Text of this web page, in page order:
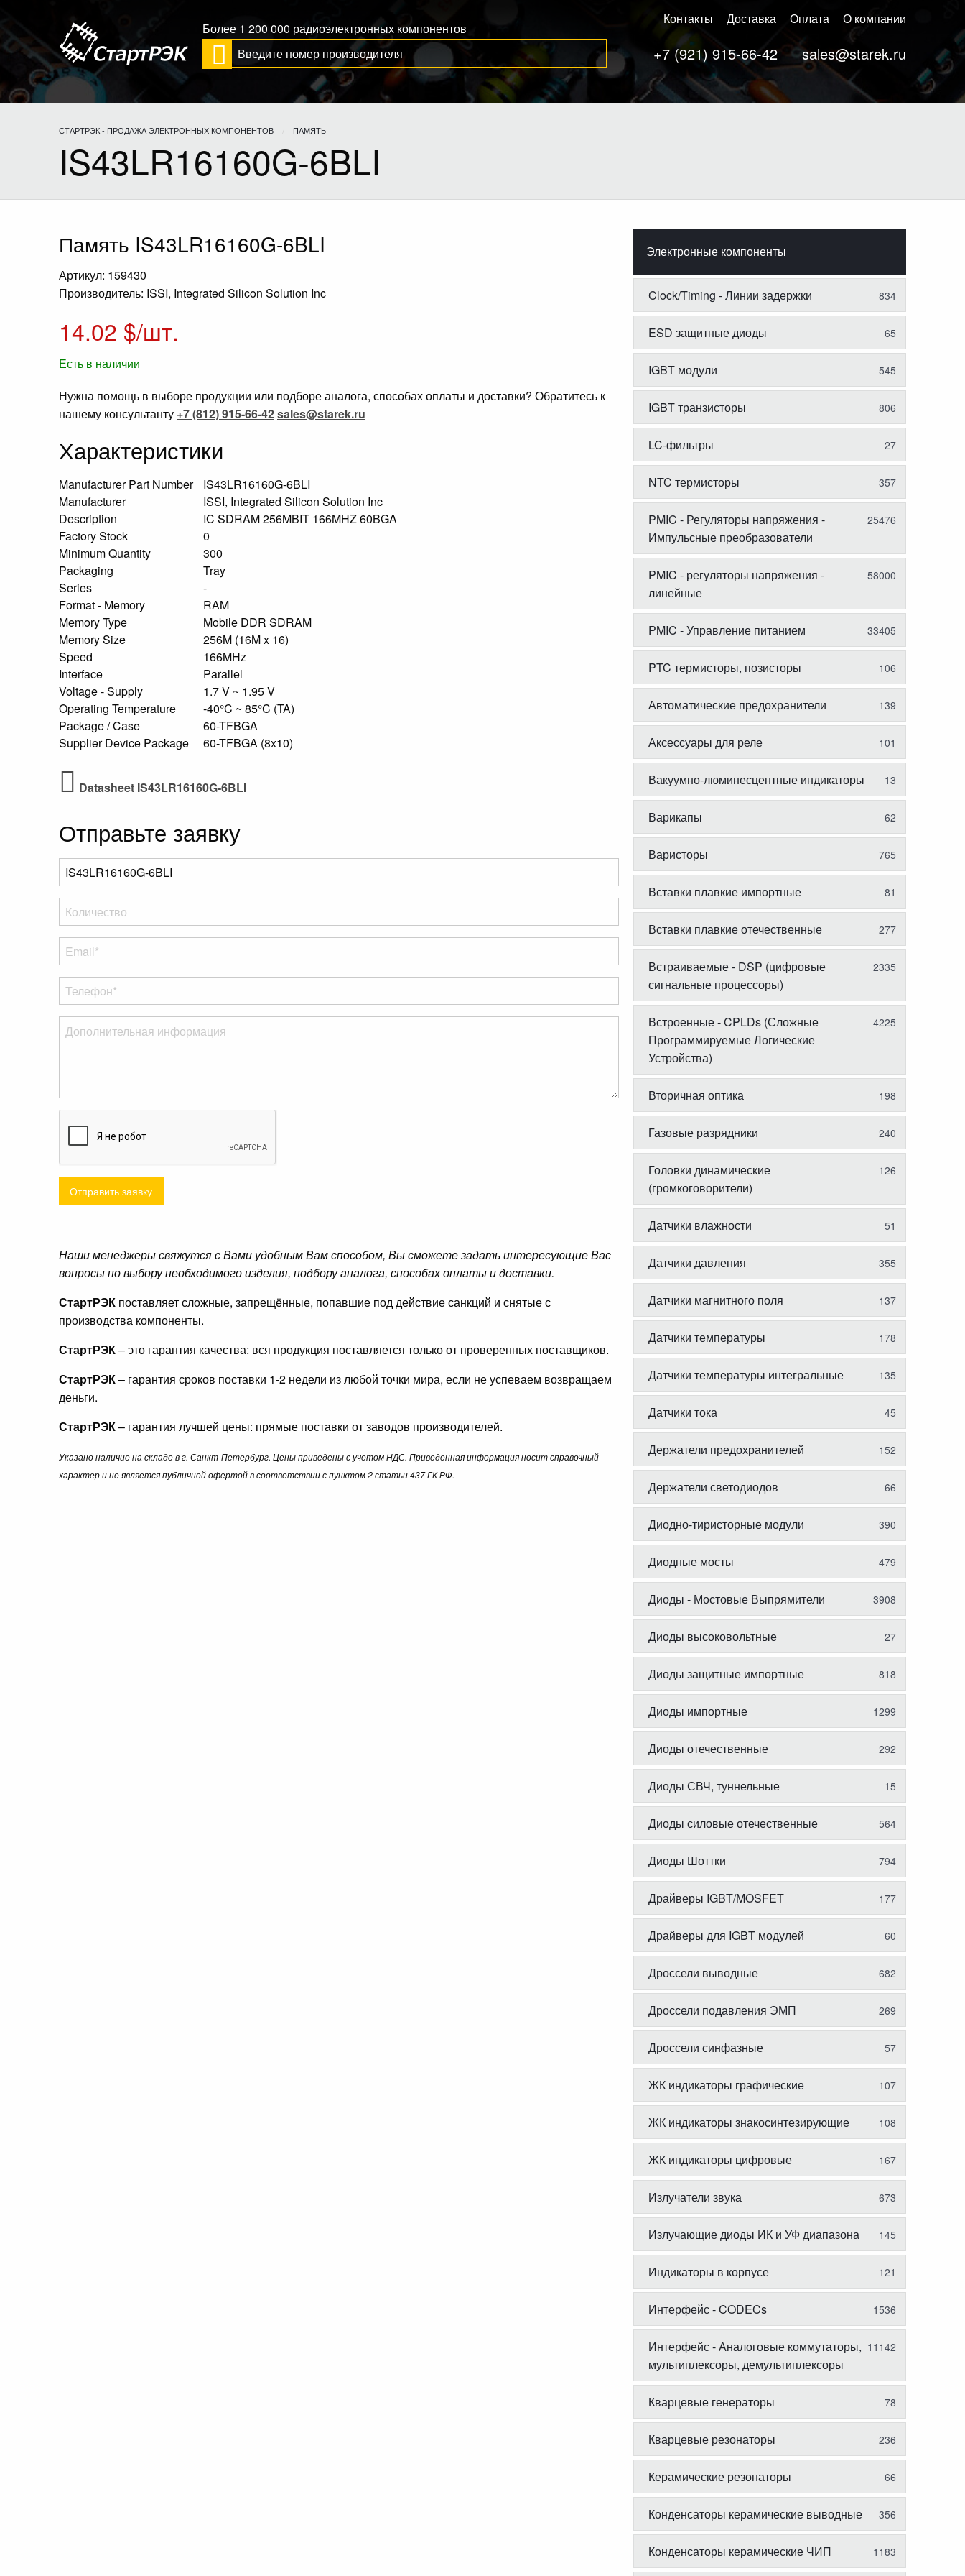
Более 1 200 000 радиоэлектронных компонентов
Контакты Доставка Оплата О компании
+7 (921) 915-66-42 sales@starek.ru
СТАРТРЭК - ПРОДАЖА ЭЛЕКТРОННЫХ КОМПОНЕНТОВ ПАМЯТЬ
IS43LR16160G-6BLI
Память IS43LR16160G-6BLI
Артикул: 159430
Производитель: ISSI, Integrated Silicon Solution Inc
14.02 $/шт.
Есть в наличии
Нужна помощь в выборе продукции или подборе аналога, способах оплаты и доставки? Обратитесь к
нашему консультанту +7 (812) 915-66-42sales@starek.ru
Характеристики
Manufacturer Part Number
IS43LR16160G-6BLI
Manufacturer
ISSI, Integrated Silicon Solution Inc
Description
IC SDRAM 256MBIT 166MHZ 60BGA
Factory Stock
0
Minimum Quantity
300
Packaging
Tray
Series
-
Format - Memory
RAM
Memory Type
Mobile DDR SDRAM
Memory Size
256M (16M x 16)
Speed
166MHz
Interface
Parallel
Voltage - Supply
1.7 V ~ 1.95 V
Operating Temperature
-40°C ~ 85°C (TA)
Package / Case
60-TFBGA
Supplier Device Package
60-TFBGA (8x10)
Datasheet IS43LR16160G-6BLI
Отправьте заявку
Отправить заявку
Наши менеджеры свяжутся с Вами удобным Вам способом, Вы сможете задать интересующие Вас
вопросы по выбору необходимого изделия, подбору аналога, способах оплаты и доставки.
СтартРЭК поставляет сложные, запрещённые, попавшие под действие санкций и снятые с
производства компоненты.
СтартРЭК– это гарантия качества: вся продукция поставляется только от проверенных поставщиков.
СтартРЭК– гарантия сроков поставки 1-2 недели из любой точки мира, если не успеваем возвращаем
деньги.
СтартРЭК– гарантия лучшей цены: прямые поставки от заводов производителей.
Указано наличие на складе в г. Санкт-Петербург. Цены приведены с учетом НДС. Приведенная информация носит справочный
характер и не является публичной офертой в соответствии с пунктом 2 статьи 437 ГК РФ.
Электронные компоненты
Clock/Timing - Линии задержки 834
ESD защитные диоды 65
IGBT модули 545
IGBT транзисторы 806
LC-фильтры 27
NTC термисторы 357
PMIC - Регуляторы напряжения -
Импульсные преобразователи
25476
PMIC - регуляторы напряжения -
линейные
58000
PMIC - Управление питанием 33405
PTC термисторы, позисторы 106
Автоматические предохранители 139
Аксессуары для реле 101
Вакуумно-люминесцентные индикаторы 13
Варикапы 62
Варисторы 765
Вставки плавкие импортные 81
Вставки плавкие отечественные 277
Встраиваемые - DSP (цифровые
сигнальные процессоры)
2335
Встроенные - CPLDs (Сложные
Программируемые Логические
Устройства)
4225
Вторичная оптика 198
Газовые разрядники 240
Головки динамические
(громкоговорители)
126
Датчики влажности 51
Датчики давления 355
Датчики магнитного поля 137
Датчики температуры 178
Датчики температуры интегральные 135
Датчики тока 45
Держатели предохранителей 152
Держатели светодиодов 66
Диодно-тиристорные модули 390
Диодные мосты 479
Диоды - Мостовые Выпрямители 3908
Диоды высоковольтные 27
Диоды защитные импортные 818
Диоды импортные 1299
Диоды отечественные 292
Диоды СВЧ, туннельные 15
Диоды силовые отечественные 564
Диоды Шоттки 794
Драйверы IGBT/MOSFET 177
Драйверы для IGBT модулей 60
Дроссели выводные 682
Дроссели подавления ЭМП 269
Дроссели синфазные 57
ЖК индикаторы графические 107
ЖК индикаторы знакосинтезирующие 108
ЖК индикаторы цифровые 167
Излучатели звука 673
Излучающие диоды ИК и УФ диапазона 145
Индикаторы в корпусе 121
Интерфейс - CODECs 1536
Интерфейс - Аналоговые коммутаторы,
мультиплексоры, демультиплексоры
11142
Кварцевые генераторы 78
Кварцевые резонаторы 236
Керамические резонаторы 66
Конденсаторы керамические выводные 356
Конденсаторы керамические ЧИП 1183